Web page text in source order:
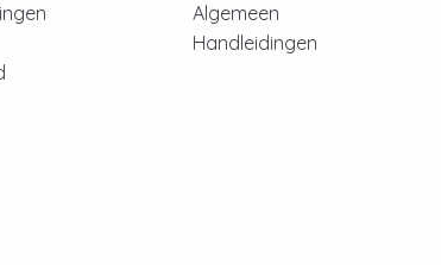
Algemeen
Handleidingen